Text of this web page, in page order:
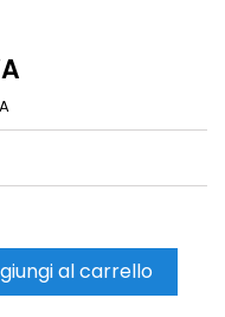
al carrello